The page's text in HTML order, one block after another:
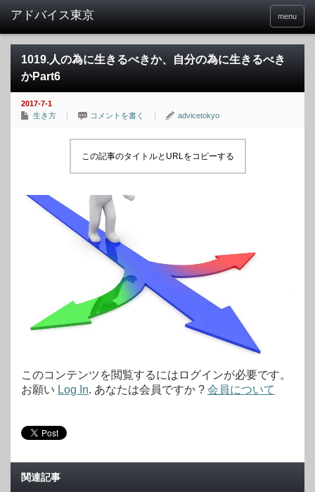
menu
1019.人の為に生きるべきか、自分の為に生きるべき
かPart6
2017-7-1
生き方
コメントを書く advicetokyo
この記事のタイトルとURLをコピーする
このコンテンツを閲覧するにはログインが必要です。
お願い Log In. あなたは会員ですか ? 会員について
関連記事